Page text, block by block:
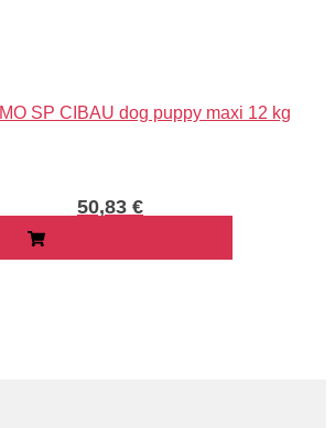
SP CIBAU dog puppy maxi 12 kg
50,83 €
PRIDAŤ DO KOŠÍKA